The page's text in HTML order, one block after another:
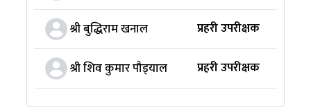
श्री बुद्धिराम खनाल प्रहरी उपरीक्षक
श्री शिव कुमार पौड्‍याल प्रहरी उपरीक्षक